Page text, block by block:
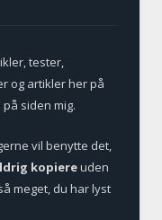
tester,
og artikler her på
siden mig.
vil benytte det,
kopiereuden
meget, du har lyst